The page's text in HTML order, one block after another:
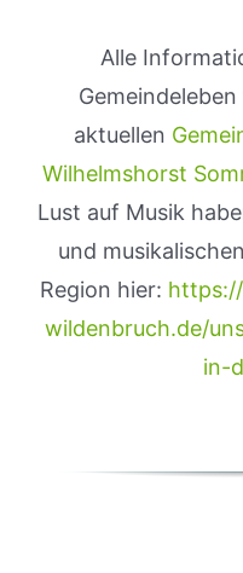
Alle
aktuellen
Wilhelmshorst
Lust auf Musik
und
Region hier:
wildenbruch.de/
in-